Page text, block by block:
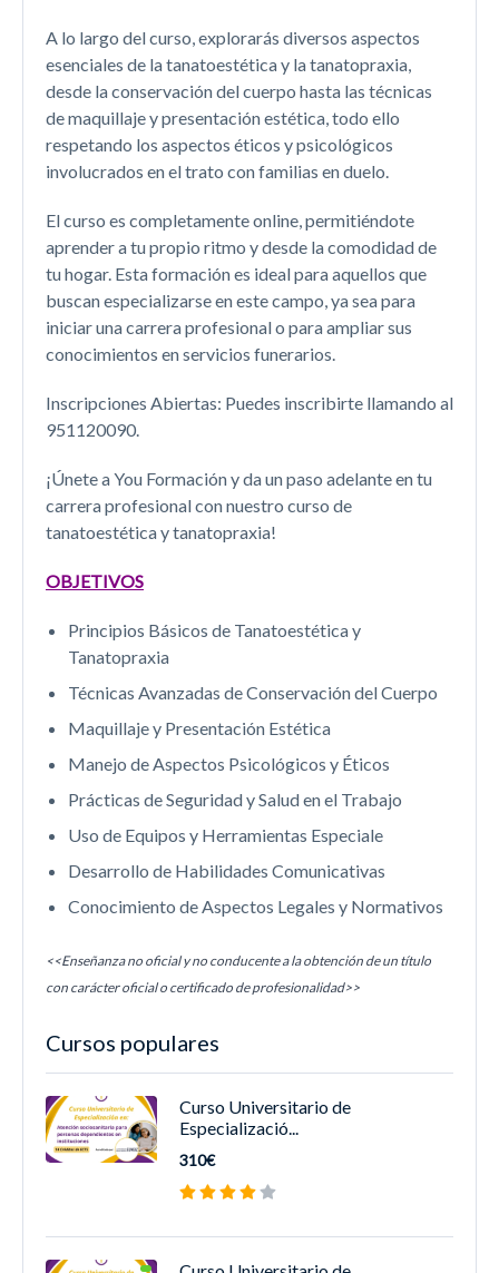
A lo largo del curso, explorarás diversos aspectos
esenciales de la tanatoestética y la tanatopraxia,
desde la conservación del cuerpo hasta las técnicas
de maquillaje y presentación estética, todo ello
respetando los aspectos éticos y psicológicos
involucrados en el trato con familias en duelo.
El curso es completamente online, permitiéndote
aprender a tu propio ritmo y desde la comodidad de
tu hogar. Esta formación es ideal para aquellos que
buscan especializarse en este campo, ya sea para
iniciar una carrera profesional o para ampliar sus
conocimientos en servicios funerarios.
Inscripciones Abiertas: Puedes inscribirte llamando al
951120090.
¡Únete a You Formación y da un paso adelante en tu
carrera profesional con nuestro curso de
tanatoestética y tanatopraxia!
OBJETIVOS
Principios Básicos de Tanatoestética y
Tanatopraxia
Técnicas Avanzadas de Conservación del Cuerpo
Maquillaje y Presentación Estética
Manejo de Aspectos Psicológicos y Éticos
Prácticas de Seguridad y Salud en el Trabajo
Uso de Equipos y Herramientas Especiale
Desarrollo de Habilidades Comunicativas
Conocimiento de Aspectos Legales y Normativos
<<Enseñanza no oficial y no conducente a la obtención de un título
con carácter oficial o certificado de profesionalidad>>
Cursos populares
Curso Universitario de
Especializació...
310€